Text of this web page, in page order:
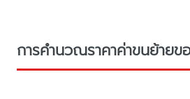
การคำนวณราคาค่าขนย้ายข